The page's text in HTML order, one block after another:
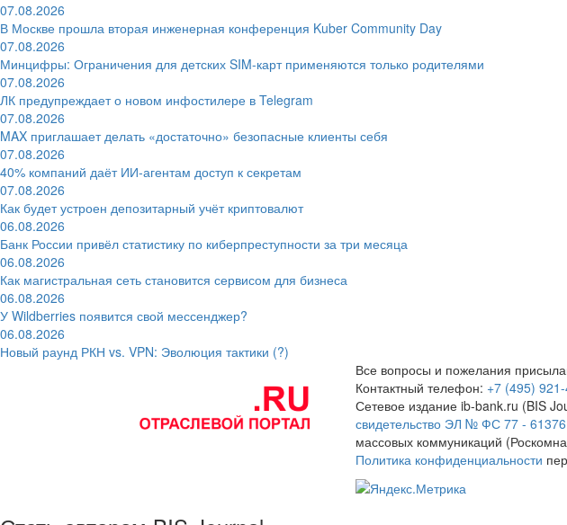
07.08.2026
В Москве прошла вторая инженерная конференция Kuber Community Day
07.08.2026
Минцифры: Ограничения для детских SIM-карт применяются только родителями
07.08.2026
ЛК предупреждает о новом инфостилере в Telegram
07.08.2026
MAX приглашает делать «достаточно» безопасные клиенты себя
07.08.2026
40% компаний даёт ИИ‑агентам доступ к секретам
07.08.2026
Как будет устроен депозитарный учёт криптовалют
06.08.2026
Банк России привёл статистику по киберпреступности за три месяца
06.08.2026
Как магистральная сеть становится сервисом для бизнеса
06.08.2026
У Wildberries появится свой мессенджер?
06.08.2026
Новый раунд РКН vs. VPN: Эволюция тактики (?)
Все вопросы и пожелания
Контактный телефон: +7 (495)
Сетевое издание ib-bank.ru (BIS
свидетельство ЭЛ № ФС 77 - 61376
массовых коммуникаций
Политика конфиденциальности